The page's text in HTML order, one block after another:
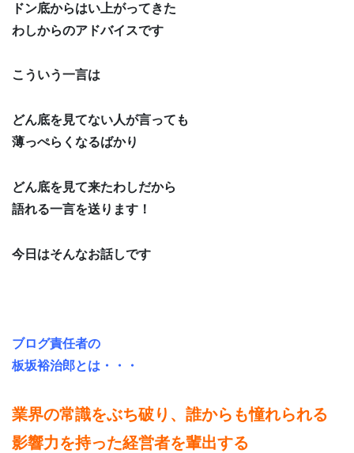
ドン底からはい上がってきた
わしからのアドバイスです
こういう一言は
どん底を見てない人が言っても
薄っぺらくなるばかり
どん底を見て来たわしだから
語れる一言を送ります！
今日はそんなお話しです
ブログ責任者の
板坂裕治郎とは・・・
業界の常識をぶち破り、誰からも憧れられる
影響力を持った経営者を輩出する